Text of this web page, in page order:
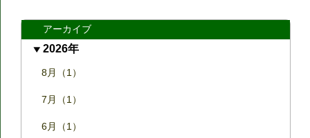
アーカイブ
2026年
8月（1）
7月（1）
6月（1）